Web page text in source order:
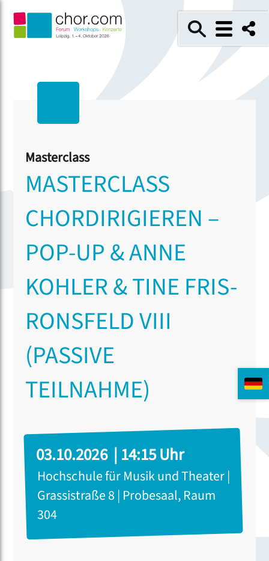
Masterclass
MASTERCLASS
CHORDIRIGIEREN –
POP-UP & ANNE
KOHLER & TINE FRIS-
RONSFELD VIII
(PASSIVE
TEILNAHME)
03.10.2026 | 14:15 Uhr
Hochschule für Musik und Theater |
Grassistraße 8 | Probesaal, Raum
304